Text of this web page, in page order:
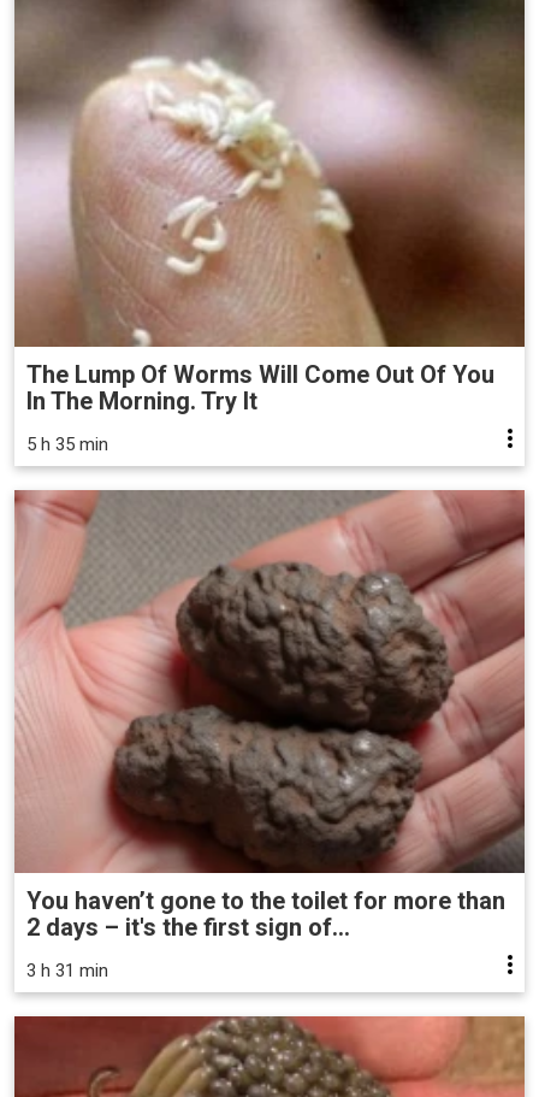
The Lump Of Worms Will Come Out Of You
In The Morning. Try It
5 h 35 min
You haven’t gone to the toilet for more than
2 days – it's the first sign of...
3 h 31 min